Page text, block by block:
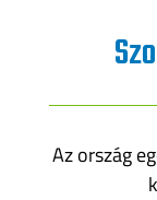
Az ország